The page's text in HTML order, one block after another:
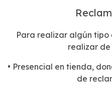
Para realizar algún
realizar de
• Presencial en tienda,
de